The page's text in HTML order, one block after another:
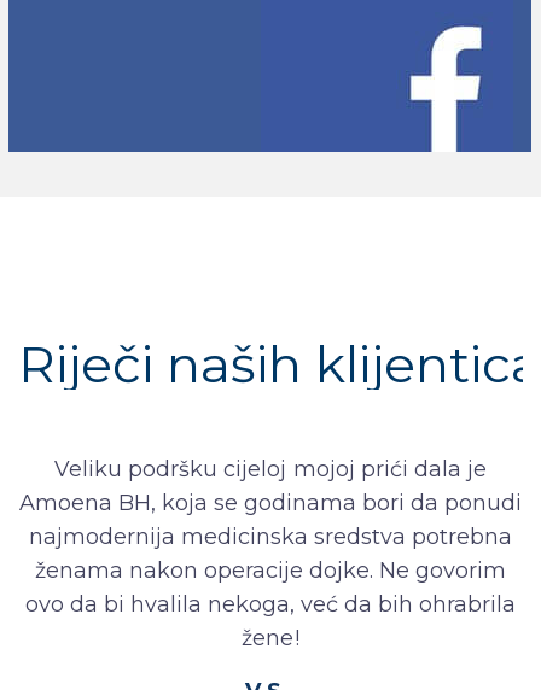
Riječi naših klijentica
Veliku podršku cijeloj mojoj prići dala je
Amoena BH, koja se godinama bori da ponudi
najmodernija medicinska sredstva potrebna
ženama nakon operacije dojke. Ne govorim
ovo da bi hvalila nekoga, već da bih ohrabrila
žene!